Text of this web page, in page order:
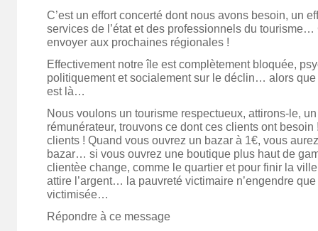
C’est un effort concerté dont nous avons besoin, un
services de l’état et des professionnels du
envoyer aux prochaines régionales !
Effectivement notre île est complètement bloquée,
politiquement et socialement sur le déclin… alors
est là…
Nous voulons un tourisme respectueux, attirons-le,
rémunérateur, trouvons ce dont ces clients ont besoin
clients ! Quand vous ouvrez un bazar à 1€, vous
bazar… si vous ouvrez une boutique plus haut de
clientèe change, comme le quartier et pour finir la
attire l’argent… la pauvreté victimaire n’engendre
victimisée…
Répondre à ce message